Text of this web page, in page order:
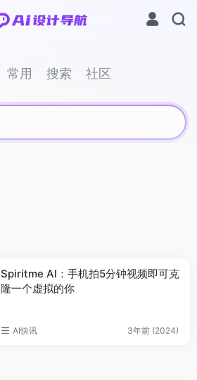
常用 搜索 社区
Spiritme AI：手机拍5分钟视频即可克
隆一个虚拟的你
AI快讯 3年前 (2024)